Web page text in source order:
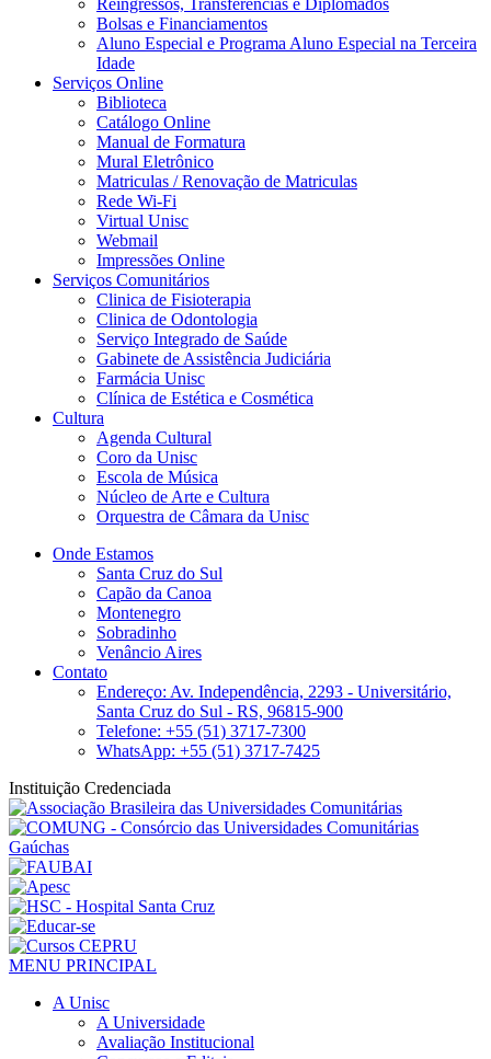
Reingressos, Transferências e Diplomados
Bolsas e Financiamentos
Aluno Especial e Programa Aluno Especial na Terceira
Idade
Serviços Online
Biblioteca
Catálogo Online
Manual de Formatura
Mural Eletrônico
Matriculas / Renovação de Matriculas
Rede Wi-Fi
Virtual Unisc
Webmail
Impressões Online
Serviços Comunitários
Clinica de Fisioterapia
Clinica de Odontologia
Serviço Integrado de Saúde
Gabinete de Assistência Judiciária
Farmácia Unisc
Clínica de Estética e Cosmética
Cultura
Agenda Cultural
Coro da Unisc
Escola de Música
Núcleo de Arte e Cultura
Orquestra de Câmara da Unisc
Onde Estamos
Santa Cruz do Sul
Capão da Canoa
Montenegro
Sobradinho
Venâncio Aires
Contato
Endereço: Av. Independência, 2293 - Universitário,
Santa Cruz do Sul - RS, 96815-900
Telefone: +55 (51) 3717-7300
WhatsApp: +55 (51) 3717-7425
Instituição Credenciada
MENU PRINCIPAL
A Unisc
A Universidade
Avaliação Institucional